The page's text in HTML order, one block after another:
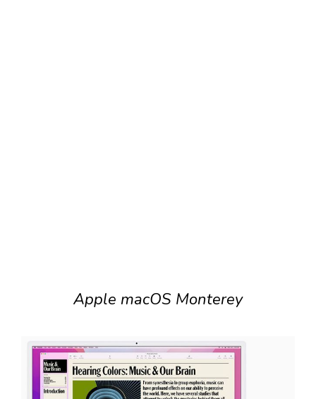
Apple macOS Monterey